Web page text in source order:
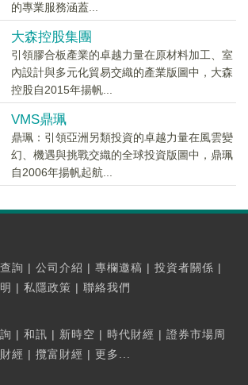
的專業服務涵蓋...
大森控股集團
引領膠合板產業的卓越力量在原材料加工、室
內設計與多元化貿易交織的產業版圖中，大森
控股自2015年揚帆...
VMS鼎珮
鼎珮：引領亞洲另類投資的卓越力量在風雲變
幻、機遇與挑戰交織的全球投資版圖中，鼎珮
自2006年揚帆起航...
詢 | 公司介紹 | 專欄邀稿 | 投資者關係 |
| 私隱政策 | 聯絡我們
| 和訊 | 新時空 | 時代財經 | 證券市場周
經 | 攬富財經 | 更多...